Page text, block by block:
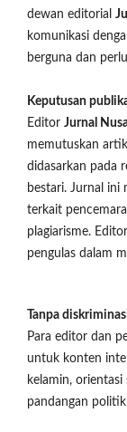
dewan editorial
komunikasi
berguna dan
Keputusan
Editor Jurnal
memutuskan
didasarkan pada
bestari. Jurnal ini
terkait
plagiarisme.
pengulas dalam
Tanpa
Para editor dan
untuk konten
kelamin, orientasi
pandangan